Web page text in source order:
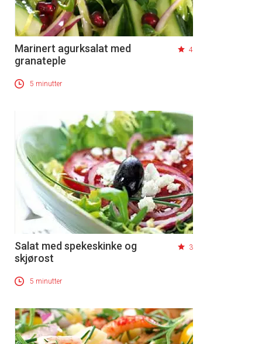
Marinert agurksalat med
granateple
4
5 minutter
Salat med spekeskinke og
skjørost
3
5 minutter